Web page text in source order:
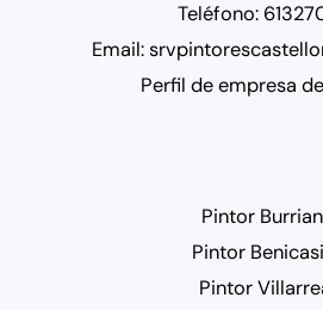
Teléfono:
Email:
Perfil de empresa
Pintor
Pintor
Pintor